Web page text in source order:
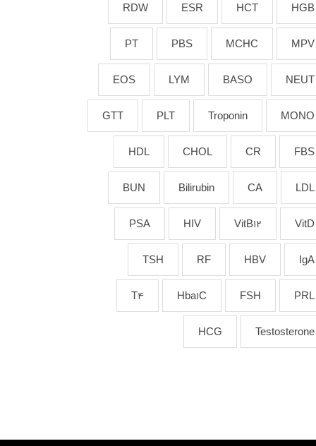
HGB
HCT
ESR
RDW
MPV
MCHC
PBS
PT
NEUT
BASO
LYM
EOS
MONO
Troponin
PLT
GTT
FBS
CR
CHOL
HDL
LDL
CA
Bilirubin
BUN
VitD
VitB12
HIV
PSA
IgA
HBV
RF
TSH
PRL
FSH
Hba1C
T4
Testosterone
HCG